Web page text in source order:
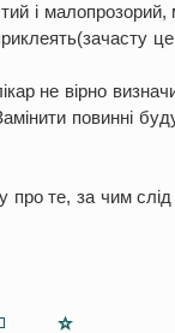
і
не вірно
повинні
те, за чим